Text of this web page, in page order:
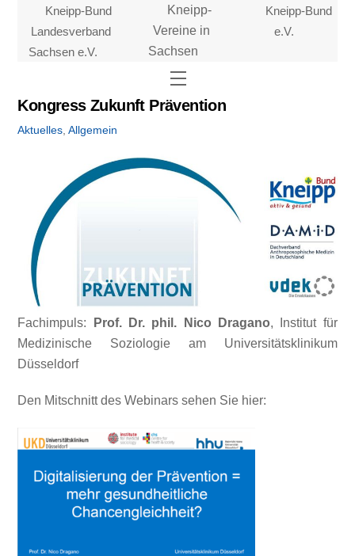
content
Kneipp-Bund
Landesverband
Sachsen e.V.
Kneipp-
Vereine in
Sachsen
Kneipp-Bund
e.V.
Menu
Kongress Zukunft Prävention
Aktuelles ,Allgemein
Fachimpuls: Prof. Dr. phil. Nico Dragano, Institut für
Medizinische Soziologie am Universitätsklinikum
Düsseldorf
Den Mitschnitt des Webinars sehen Sie hier: